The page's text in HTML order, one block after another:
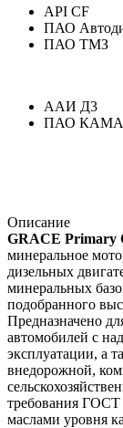
API CF
ПАО
ПАО ТМЗ
ААИ Д3
ПАО
Описание
GRACE Primary
минеральное
дизельных
минеральных
подобранного
Предназначено
автомобилей с
эксплуатации, а
внедорожной,
требования
маслами уровня